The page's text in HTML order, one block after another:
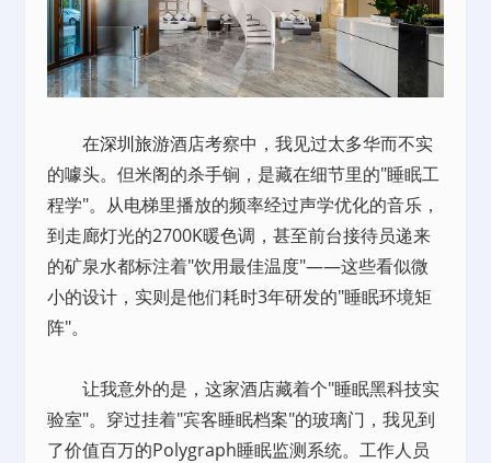
在深圳旅游酒店考察中，我见过太多华而不实
的噱头。但米阁的杀手锏，是藏在细节里的"睡眠工
程学"。从电梯里播放的频率经过声学优化的音乐，
到走廊灯光的2700K暖色调，甚至前台接待员递来
的矿泉水都标注着"饮用最佳温度"——这些看似微
小的设计，实则是他们耗时3年研发的"睡眠环境矩
阵"。
让我意外的是，这家酒店藏着个"睡眠黑科技实
验室"。穿过挂着"宾客睡眠档案"的玻璃门，我见到
了价值百万的Polygraph睡眠监测系统。工作人员